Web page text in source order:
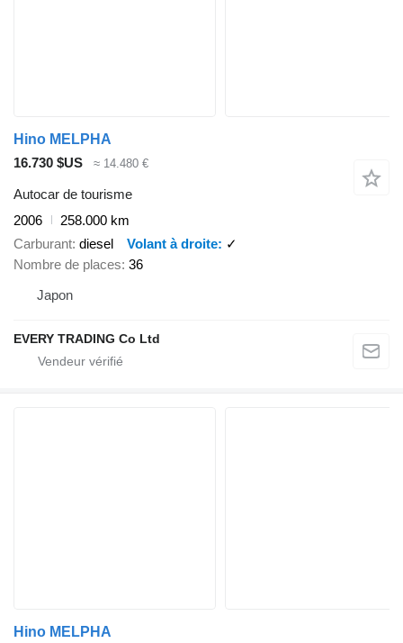
Hino MELPHA
16.730 $US
≈ 14.480 €
Autocar de tourisme
2006
258.000 km
Carburant diesel Volant à droite
✓
Nombre de places 36
Japon
EVERY TRADING Co Ltd
Hino MELPHA